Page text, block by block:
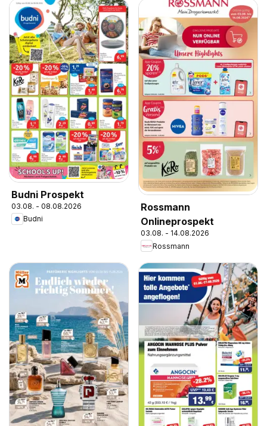
Budni Prospekt
03.08. - 08.08.2026
Budni
Rossmann
Onlineprospekt
03.08. - 14.08.2026
Rossmann